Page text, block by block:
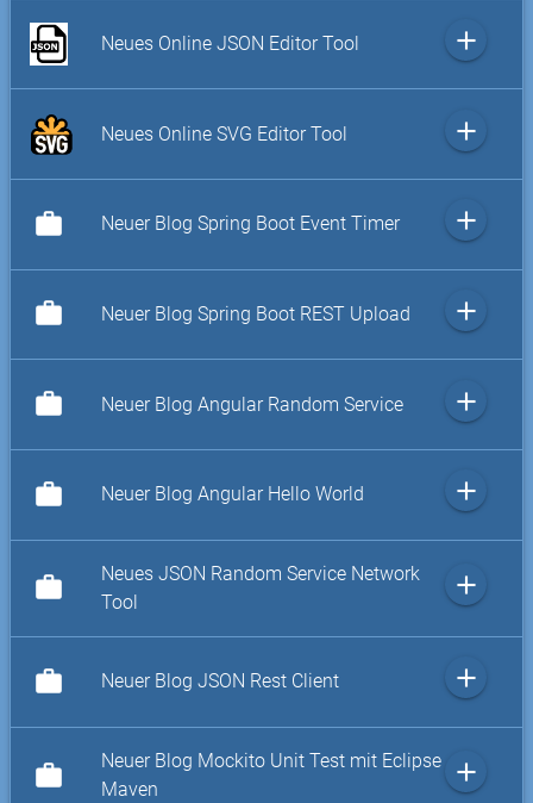
Neues Online JSON Editor Tool add
Neues Online SVG Editor Tool add
work Neuer Blog Spring Boot Event Timer add
work Neuer Blog Spring Boot REST Upload add
work Neuer Blog Angular Random Service add
work Neuer Blog Angular Hello World add
work
Neues JSON Random Service Network
Tool
add
work Neuer Blog JSON Rest Client add
work
Neuer Blog Mockito Unit Test mit Eclipse
Maven
add